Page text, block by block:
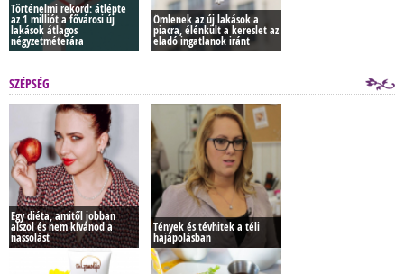
Történelmi rekord: átlépte
az 1 milliót a fővárosi új
lakások átlagos
négyzetméterára
Ömlenek az új lakások a
piacra, élénkült a kereslet az
eladó ingatlanok iránt
SZÉPSÉG
Egy diéta, amitől jobban
alszol és nem kívánod a
nassolást
Tények és tévhitek a téli
hajápolásban